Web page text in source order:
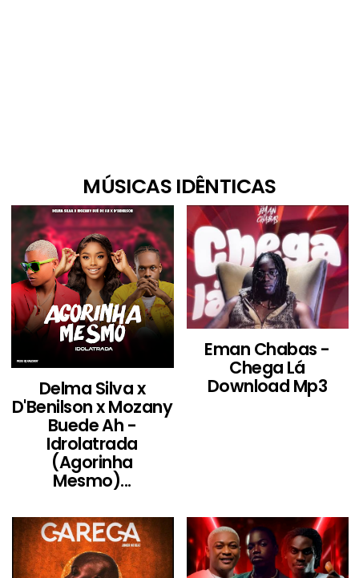
MÚSICAS IDÊNTICAS
Delma Silva x
D'Benilson x Mozany
Buede Ah -
Idrolatrada
(Agorinha
Mesmo)...
Eman Chabas -
Chega Lá
Download Mp3